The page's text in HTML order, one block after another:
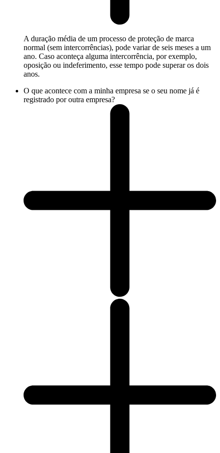
A duração média de um processo de proteção de marca
normal (sem intercorrências), pode variar de seis meses a um
ano. Caso aconteça alguma intercorrência, por exemplo,
oposição ou indeferimento, esse tempo pode superar os dois
anos.
O que acontece com a minha empresa se o seu nome já é
registrado por outra empresa?